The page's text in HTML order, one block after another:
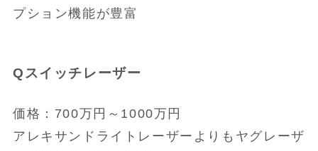
プション機能が豊富
Qスイッチレーザー
価格：700万円～1000万円
アレキサンドライトレーザーよりもヤグレーザ